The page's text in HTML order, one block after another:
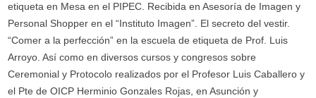
etiqueta en Mesa en el PIPEC. Recibida en Asesoría de Imagen y
Personal Shopper en el “Instituto Imagen”. El secreto del vestir.
“Comer a la perfección” en la escuela de etiqueta de Prof. Luis
Arroyo. Así como en diversos cursos y congresos sobre
Ceremonial y Protocolo realizados por el Profesor Luis Caballero y
el Pte de OICP Herminio Gonzales Rojas, en Asunción y